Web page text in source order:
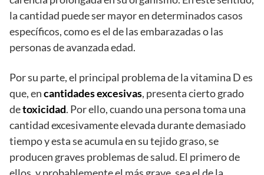
la cantidad puede ser mayor en determinados casos
específicos, como es el de las embarazadas o las
personas de avanzada edad.
Por su parte, el principal problema de la vitamina D es
que, encantidades excesivas, presenta cierto grado
detoxicidad. Por ello, cuando una persona toma una
cantidad excesivamente elevada durante demasiado
tiempo y esta se acumula en su tejido graso, se
producen graves problemas de salud. El primero de